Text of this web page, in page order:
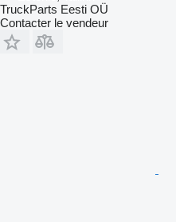
TruckParts Eesti OÜ
Contacter le vendeur